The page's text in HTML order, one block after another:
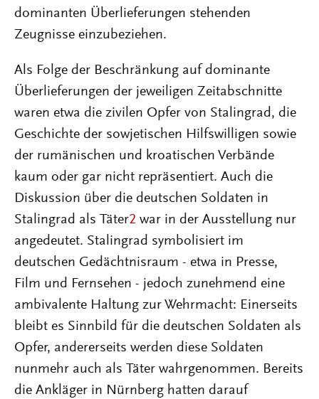
dominanten Überlieferungen stehenden
Zeugnisse einzubeziehen.
Als Folge der Beschränkung auf dominante
Überlieferungen der jeweiligen Zeitabschnitte
waren etwa die zivilen Opfer von Stalingrad, die
Geschichte der sowjetischen Hilfswilligen sowie
der rumänischen und kroatischen Verbände
kaum oder gar nicht repräsentiert. Auch die
Diskussion über die deutschen Soldaten in
Stalingrad als Täter2 war in der Ausstellung nur
angedeutet. Stalingrad symbolisiert im
deutschen Gedächtnisraum - etwa in Presse,
Film und Fernsehen - jedoch zunehmend eine
ambivalente Haltung zur Wehrmacht: Einerseits
bleibt es Sinnbild für die deutschen Soldaten als
Opfer, andererseits werden diese Soldaten
nunmehr auch als Täter wahrgenommen. Bereits
die Ankläger in Nürnberg hatten darauf